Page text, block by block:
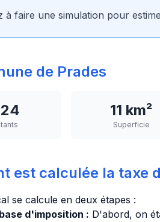
à faire une simulation pour
de Prades
11 km²
Superficie
est calculée la taxe
se calcule en deux étapes :
d'imposition : D'abord, on